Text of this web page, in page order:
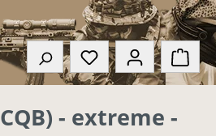
Du hast 0
- extreme -